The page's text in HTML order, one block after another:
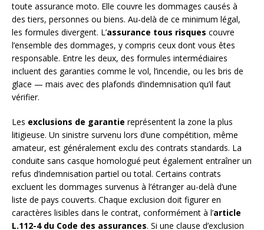
toute assurance moto. Elle couvre les dommages causés à
des tiers, personnes ou biens. Au-delà de ce minimum légal,
les formules divergent. L’assurance tous risques couvre
l’ensemble des dommages, y compris ceux dont vous êtes
responsable. Entre les deux, des formules intermédiaires
incluent des garanties comme le vol, l’incendie, ou les bris de
glace — mais avec des plafonds d’indemnisation qu’il faut
vérifier.
Les exclusions de garantie représentent la zone la plus
litigieuse. Un sinistre survenu lors d’une compétition, même
amateur, est généralement exclu des contrats standards. La
conduite sans casque homologué peut également entraîner un
refus d’indemnisation partiel ou total. Certains contrats
excluent les dommages survenus à l’étranger au-delà d’une
liste de pays couverts. Chaque exclusion doit figurer en
caractères lisibles dans le contrat, conformément à l’article
L.112-4 du Code des assurances. Si une clause d’exclusion